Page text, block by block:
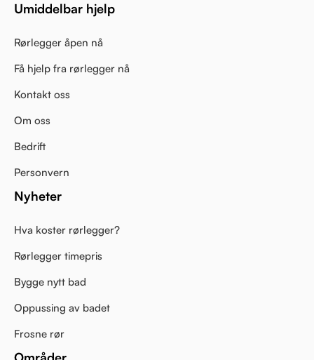
Umiddelbar hjelp
Rørlegger åpen nå
Få hjelp fra rørlegger nå
Kontakt oss
Om oss
Bedrift
Personvern
Nyheter
Hva koster rørlegger?
Rørlegger timepris
Bygge nytt bad
Oppussing av badet
Frosne rør